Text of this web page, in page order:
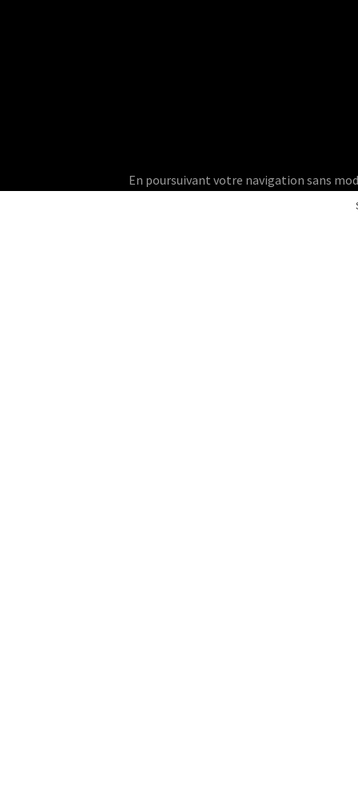
En poursuivant votre navigation sans